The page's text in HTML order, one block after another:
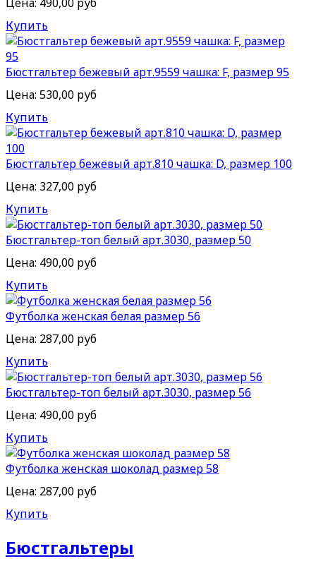
Купить
Бюстгальтер бежевый арт.9559 чашка: F, размер 95
Цена: 530,00 руб
Купить
Бюстгальтер бежевый арт.810 чашка: D, размер 100
Цена: 327,00 руб
Купить
Бюстгальтер-топ белый арт.3030, размер 50
Цена: 490,00 руб
Купить
Футболка женская белая размер 56
Цена: 287,00 руб
Купить
Бюстгальтер-топ белый арт.3030, размер 56
Цена: 490,00 руб
Купить
Футболка женская шоколад размер 58
Цена: 287,00 руб
Купить
Бюстгальтеры